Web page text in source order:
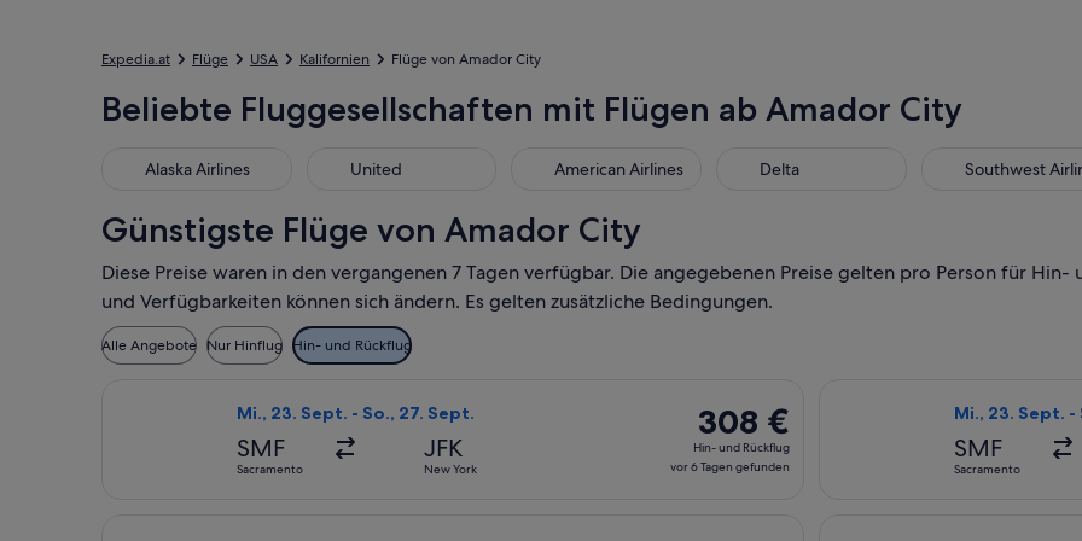
Expedia.at Flüge USA Kalifornien Flüge von Amador City
Beliebte Fluggesellschaften mit Flügen ab Amador City
Alaska Airlines United American Airlines Delta Southwest
Günstigste Flüge von Amador City
Diese Preise waren in den vergangenen 7 Tagen verfügbar. Die angegebenen Preise gelten pro Person für
und Verfügbarkeiten können sich ändern. Es gelten zusätzliche Bedingungen.
Alle Angebote Nur Hinflug Hin- und Rückflug
Mi., 23. Sept. - So., 27. Sept.
SMF
Sacramento
JFK
New York
308 €
Hin-
und
308 €
Hin- und Rückflug
vor 6 Tagen gefunden
Mi., 23. Sept. -
SMF
Sacramento